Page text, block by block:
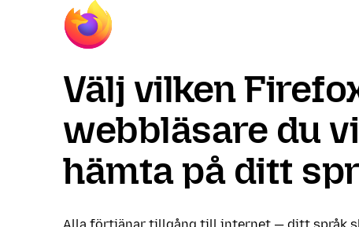
Välj vilken
webbläsare du
hämta på ditt